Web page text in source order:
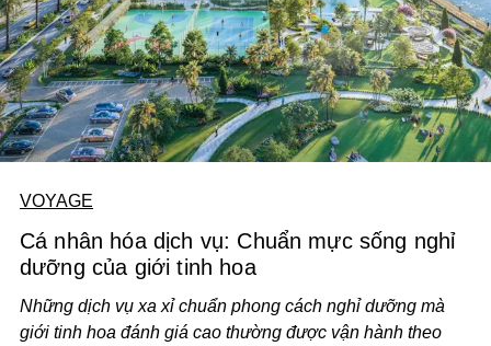
VOYAGE
Cá nhân hóa dịch vụ: Chuẩn mực sống nghỉ
dưỡng của giới tinh hoa
Những dịch vụ xa xỉ chuẩn phong cách nghỉ dưỡng mà
giới tinh hoa đánh giá cao thường được vận hành theo